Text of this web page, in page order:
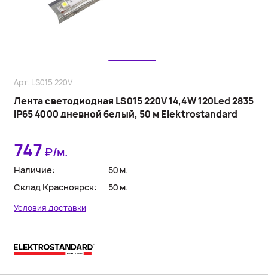
Лента светодиодная LS015 220V 14,4W 120Led 2835
IP65 4000 дневной белый, 50 м Elektrostandard
Арт. LS015 220V
747 ₽/м.
Наличие:
50 м.
Склад Красноярск:
50 м.
Условия доставки